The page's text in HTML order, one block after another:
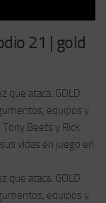
21 | gold
que ataca. GOLD
equipos y
Beets y Rick
vidas en juego en
que ataca. GOLD
equipos y